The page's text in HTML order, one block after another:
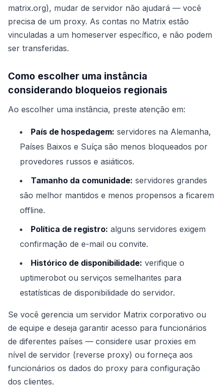
matrix.org), mudar de servidor não ajudará — você
precisa de um proxy. As contas no Matrix estão
vinculadas a um homeserver específico, e não podem
ser transferidas.
Como escolher uma instância
considerando bloqueios regionais
Ao escolher uma instância, preste atenção em:
País de hospedagem: servidores na Alemanha,
Países Baixos e Suíça são menos bloqueados por
provedores russos e asiáticos.
Tamanho da comunidade: servidores grandes
são melhor mantidos e menos propensos a ficarem
offline.
Política de registro: alguns servidores exigem
confirmação de e-mail ou convite.
Histórico de disponibilidade: verifique o
uptimerobot ou serviços semelhantes para
estatísticas de disponibilidade do servidor.
Se você gerencia um servidor Matrix corporativo ou
de equipe e deseja garantir acesso para funcionários
de diferentes países — considere usar proxies em
nível de servidor (reverse proxy) ou forneça aos
funcionários os dados do proxy para configuração
dos clientes.